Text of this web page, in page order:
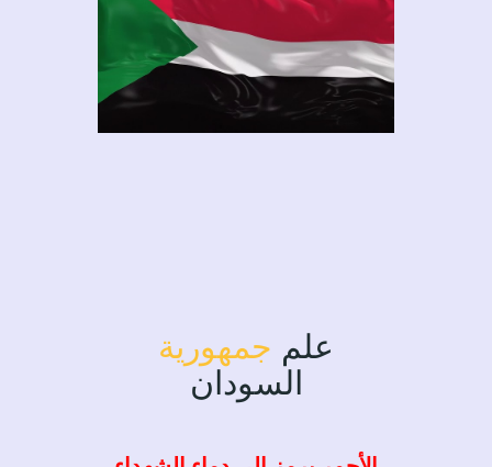
علم جمهورية
السودان